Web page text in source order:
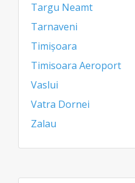
Targu Neamt
Tarnaveni
Timișoara
Timisoara Aeroport
Vaslui
Vatra Dornei
Zalau